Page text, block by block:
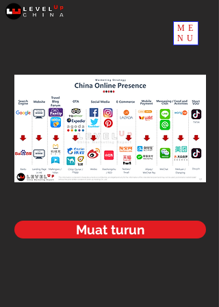
ME
NU
Muat turun